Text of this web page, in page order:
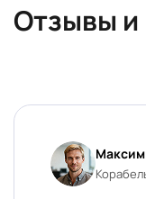
Отзывы и